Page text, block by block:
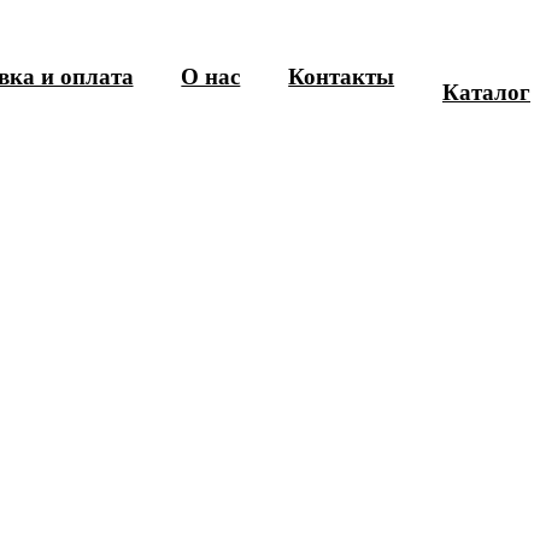
Каталог
Контакты
О нас
и оплата